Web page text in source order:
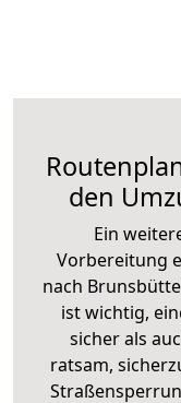
den
Ein
Vorbereitung
nach
ist wichtig,
sicher als
ratsam,